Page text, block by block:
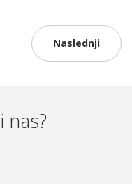
Naslednji
nas?